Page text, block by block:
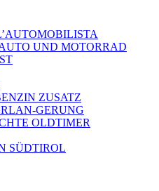
UND MOTORRAD
ZUSATZ
GERUNG
OLDTIMER
SÜDTIROL